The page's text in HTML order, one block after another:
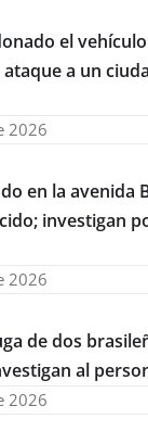
el
a un
2026
en la avenida
investigan
2026
de dos
al
2026